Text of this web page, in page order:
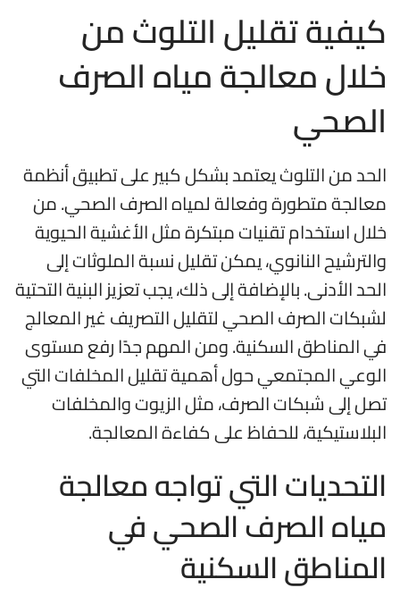
كيفية تقليل التلوث من
خلال معالجة مياه الصرف
الصحي
الحد من التلوث يعتمد بشكل كبير على تطبيق أنظمة
معالجة متطورة وفعالة لمياه الصرف الصحي. من
خلال استخدام تقنيات مبتكرة مثل الأغشية الحيوية
والترشيح النانوي، يمكن تقليل نسبة الملوثات إلى
الحد الأدنى. بالإضافة إلى ذلك، يجب تعزيز البنية التحتية
لشبكات الصرف الصحي لتقليل التصريف غير المعالج
في المناطق السكنية. ومن المهم جدًا رفع مستوى
الوعي المجتمعي حول أهمية تقليل المخلفات التي
تصل إلى شبكات الصرف، مثل الزيوت والمخلفات
البلاستيكية، للحفاظ على كفاءة المعالجة.
التحديات التي تواجه معالجة
مياه الصرف الصحي في
المناطق السكنية